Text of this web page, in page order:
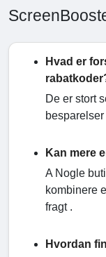
Hvad er
De er stort
Kan mere
A Nogle
kombinere
fragt .
Hvordan